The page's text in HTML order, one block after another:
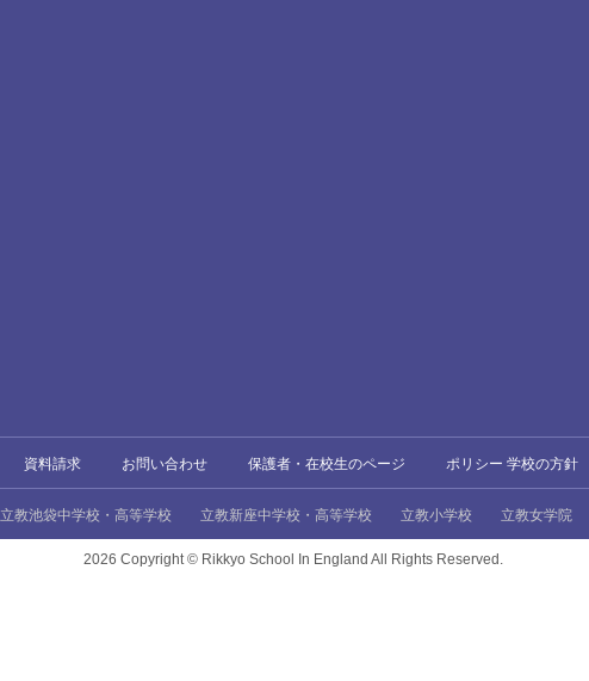
資料請求 お問い合わせ 保護者・在校生のページ ポリシー 学校の方針
立教池袋中学校・高等学校 立教新座中学校・高等学校 立教小学校 立教女学院
2026 Copyright © Rikkyo School In England All Rights Reserved.